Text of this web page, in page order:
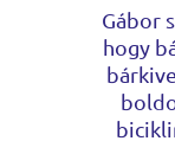
Gábor
hogy